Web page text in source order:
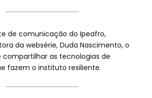
de comunicação do Ipeafro,
da websérie, Duda Nascimento, o
as tecnologias de
fazem o instituto resiliente.